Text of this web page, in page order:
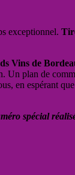
exceptionnel.
Vins de
Un plan de
en espérant
spécial